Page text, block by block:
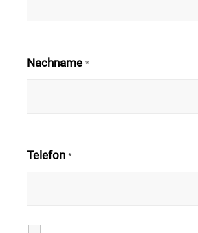
Nachname *
Telefon *